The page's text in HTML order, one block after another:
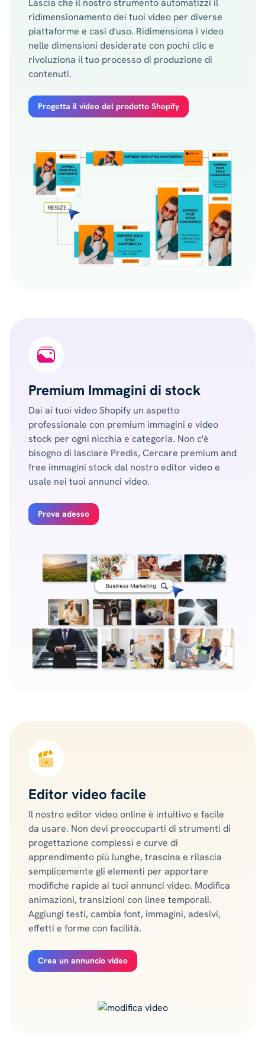
Lascia che il nostro strumento automatizzi il
ridimensionamento dei tuoi video per diverse
piattaforme e casi d'uso. Ridimensiona i video
nelle dimensioni desiderate con pochi clic e
rivoluziona il tuo processo di produzione di
contenuti.
Progetta il video del prodotto Shopify
Premium Immagini di stock
Dai ai tuoi video Shopify un aspetto
professionale con premium immagini e video
stock per ogni nicchia e categoria. Non c'è
bisogno di lasciare Predis, Cercare premium and
free immagini stock dal nostro editor video e
usale nei tuoi annunci video.
Prova adesso
Editor video facile
Il nostro editor video online è intuitivo e facile
da usare. Non devi preoccuparti di strumenti di
progettazione complessi e curve di
apprendimento più lunghe, trascina e rilascia
semplicemente gli elementi per apportare
modifiche rapide ai tuoi annunci video. Modifica
animazioni, transizioni con linee temporali.
Aggiungi testi, cambia font, immagini, adesivi,
effetti e forme con facilità.
Crea un annuncio video